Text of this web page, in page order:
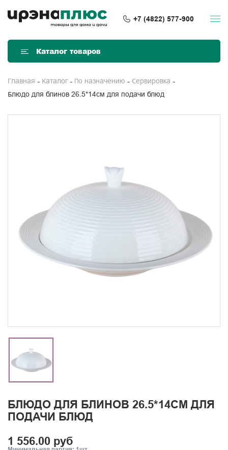
+7 (4822) 577-900
Каталог товаров
Главная Каталог По назначению
Сервировка
Блюдо для блинов 26.5*14см для подачи блюд
БЛЮДО ДЛЯ БЛИНОВ 26.5*14СМ ДЛЯ
ПОДАЧИ БЛЮД
1 556.00 руб